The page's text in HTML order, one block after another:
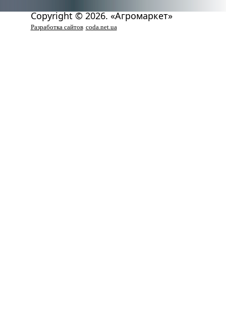
Copyright © 2026. «Агромаркет»
Разработка сайтов coda.net.ua